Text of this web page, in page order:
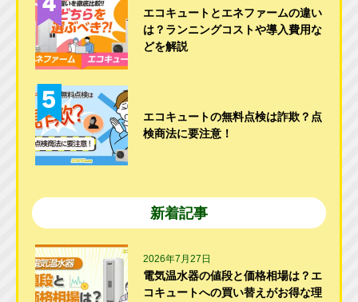
エコキュートとエネファームの違い
は？ランニングコストや導入費用な
どを解説
エコキュートの無料点検は詐欺？点
検商法に要注意！
新着記事
2026年7月27日
電気温水器の値段と価格相場は？エ
コキュートへの買い替えがお得な理